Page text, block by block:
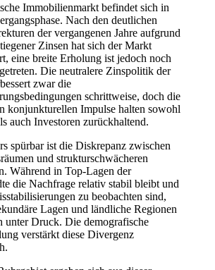
Immobilienmarkt befindet sich in
Nach den deutlichen
der vergangenen Jahre aufgrund
Zinsen hat sich der Markt
eine breite Erholung ist jedoch noch
Die neutralere Zinspolitik der
zwar die
schrittweise, doch die
konjunkturellen Impulse halten sowohl
auch Investoren zurückhaltend.
spürbar ist die Diskrepanz zwischen
und strukturschwächeren
Während in Top-Lagen der
die Nachfrage relativ stabil bleibt und
zu beobachten sind,
Lagen und ländliche Regionen
unter Druck. Die demografische
verstärkt diese Divergenz